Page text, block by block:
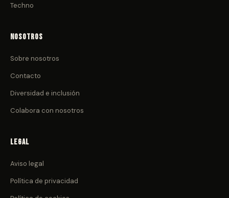
Techno
Nosotros
Sobre nosotros
Contacto
Diversidad e inclusión
Colabora con nosotros
Legal
Aviso legal
Política de privacidad